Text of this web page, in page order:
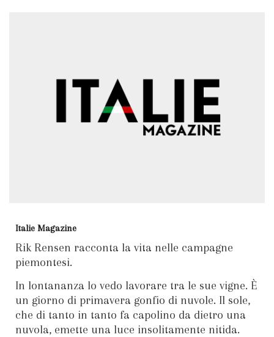
Italie Magazine
Rik Rensen racconta la vita nelle campagne
piemontesi.
In lontananza lo vedo lavorare tra le sue vigne. È
un giorno di primavera gonfio di nuvole. Il sole,
che di tanto in tanto fa capolino da dietro una
nuvola, emette una luce insolitamente nitida.